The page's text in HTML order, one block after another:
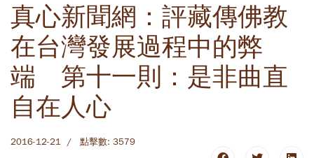
真心新聞網：評藏傳佛教
在台灣發展過程中的弊
端 第十一則：是非曲直
自在人心
2016-12-21 點擊數: 3579